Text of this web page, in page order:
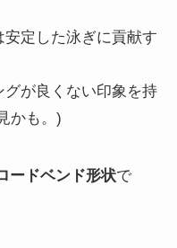
定した泳ぎに貢献す
が良くない印象を持
かも。)
ードベンド形状で